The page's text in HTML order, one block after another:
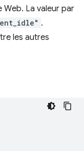
Web. La valeur par
.
les autres